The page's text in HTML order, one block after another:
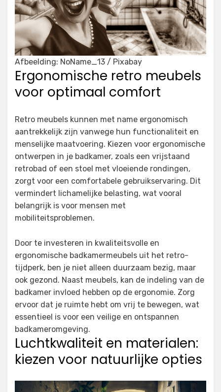
Afbeelding: NoName_13 / Pixabay
Ergonomische retro meubels
voor optimaal comfort
Retro meubels kunnen met name ergonomisch
aantrekkelijk zijn vanwege hun functionaliteit en
menselijke maatvoering. Kiezen voor ergonomische
ontwerpen in je badkamer, zoals een vrijstaand
retrobad of een stoel met vloeiende rondingen,
zorgt voor een comfortabele gebruikservaring. Dit
vermindert lichamelijke belasting, wat vooral
belangrijk is voor mensen met
mobiliteitsproblemen.
Door te investeren in kwaliteitsvolle en
ergonomische badkamermeubels uit het retro-
tijdperk, ben je niet alleen duurzaam bezig, maar
ook gezond. Naast meubels, kan de indeling van de
badkamer invloed hebben op de ergonomie. Zorg
ervoor dat je ruimte hebt om vrij te bewegen, wat
essentieel is voor een veilige en ontspannen
badkameromgeving.
Luchtkwaliteit en materialen:
kiezen voor natuurlijke opties